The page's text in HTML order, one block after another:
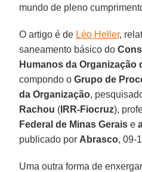
mundo de pleno
O artigo é de Léo Heller,
saneamento básico do
Humanos da Organização
compondo oGrupo de
da Organização,
Rachou ( IRR-Fiocruz),
Federal de Minas Gerais e
publicado por Abrasco, 09-
Uma outra forma de